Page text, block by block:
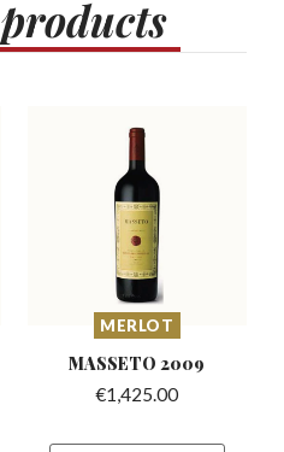
products
MERLOT
MASSETO 2009
€1,425.00